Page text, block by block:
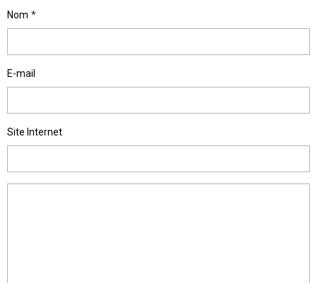
Nom
E-mail
Site Internet